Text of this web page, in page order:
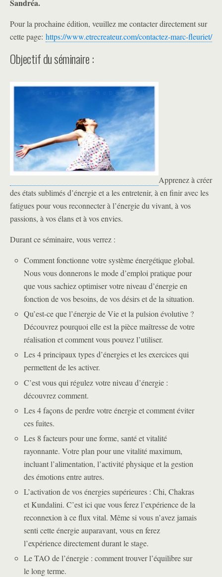
Sandréa.
Pour la prochaine édition, veuillez me contacter directement sur
cette page: https://www.etrecreateur.com/contactez-marc-fleuriet/
Objectif du séminaire :
Apprenez à créer
des états sublimés d’énergie et a les entretenir, à en finir avec les
fatigues pour vous reconnecter à l’énergie du vivant, à vos
passions, à vos élans et à vos envies.
Durant ce séminaire, vous verrez :
Comment fonctionne votre système énergétique global.
Nous vous donnerons le mode d’emploi pratique pour
que vous sachiez optimiser votre niveau d’énergie en
fonction de vos besoins, de vos désirs et de la situation.
Qu’est-ce que l’énergie de Vie et la pulsion évolutive ?
Découvrez pourquoi elle est la pièce maîtresse de votre
réalisation et comment vous pouvez l’utiliser.
Les 4 principaux types d’énergies et les exercices qui
permettent de les activer.
C’est vous qui régulez votre niveau d’énergie :
découvrez comment.
Les 4 façons de perdre votre énergie et comment éviter
ces fuites.
Les 8 facteurs pour une forme, santé et vitalité
rayonnante. Votre plan pour une vitalité maximum,
incluant l’alimentation, l’activité physique et la gestion
des émotions entre autres.
L’activation de vos énergies supérieures : Chi, Chakras
et Kundalini. C’est ici que vous ferez l’expérience de la
reconnexion à ce flux vital. Même si vous n’avez jamais
senti cette énergie auparavant, vous en ferez
l’expérience directement durant le stage.
Le TAO de l’énergie : comment trouver l’équilibre sur
le long terme.